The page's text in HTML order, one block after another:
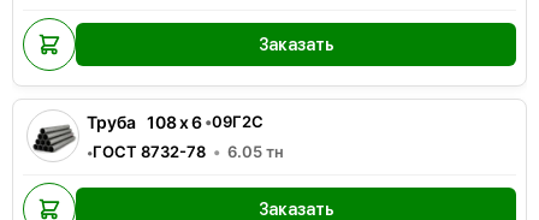
Заказать
Труба 108x6•09Г2С
•ГОСТ 8732-78 6.05тн
Заказать